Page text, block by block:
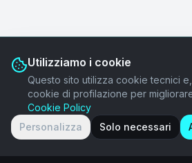
Utilizziamo i cookie
Questo sito utilizza cookie tecnici
cookie di profilazione per
Cookie Policy
Personalizza
Solo necessari